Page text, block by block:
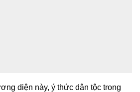
diện này, ý thức dân tộc trong